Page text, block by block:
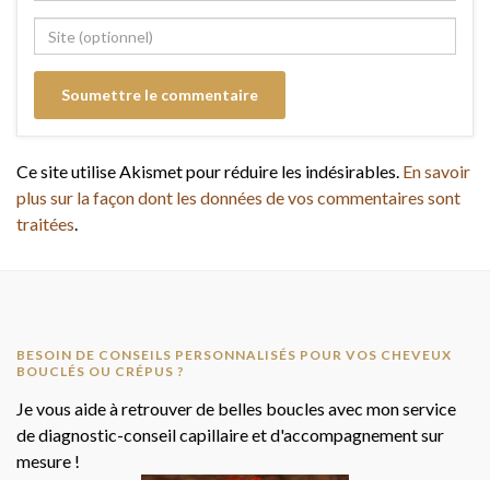
Ce site utilise Akismet pour réduire les indésirables. En savoir
plus sur la façon dont les données de vos commentaires sont
traitées.
BESOIN DE CONSEILS PERSONNALISÉS POUR VOS CHEVEUX
BOUCLÉS OU CRÉPUS ?
Je vous aide à retrouver de belles boucles avec mon service
de diagnostic-conseil capillaire et d'accompagnement sur
mesure !